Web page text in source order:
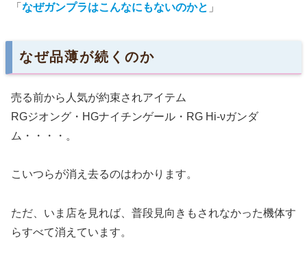
「 なぜガンプラはこんなにもないのかと 」
なぜ品薄が続くのか
売る前から人気が約束されアイテム
RGジオング・HGナイチンゲール・RG Hi-νガンダ
ム・・・・。
こいつらが消え去るのはわかります。
ただ、いま店を見れば、普段見向きもされなかった機体す
らすべて消えています。